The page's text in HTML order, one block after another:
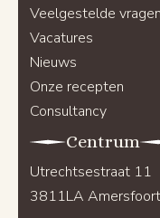
Veelgestelde vragen
Vacatures
Nieuws
Onze recepten
Consultancy
Centrum
Utrechtsestraat 11
3811LA Amersfoort